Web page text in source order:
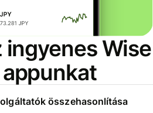
ingyenes Wise
összehasonlítása